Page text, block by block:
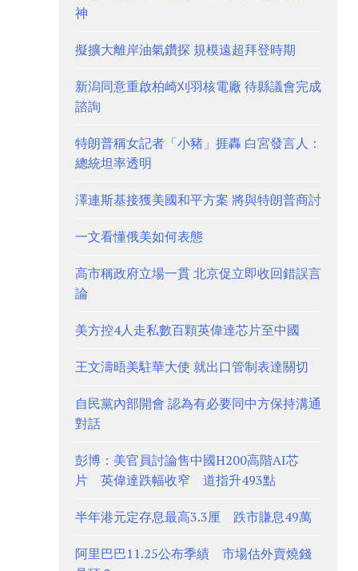
神
擬擴大離岸油氣鑽探 規模遠超拜登時期
新潟同意重啟柏崎刈羽核電廠 待縣議會完成
諮詢
特朗普稱女記者「小豬」捱轟 白宮發言人：
總統坦率透明
澤連斯基接獲美國和平方案 將與特朗普商討
一文看懂俄美如何表態
高市稱政府立場一貫 北京促立即收回錯誤言
論
美方控4人走私數百顆英偉達芯片至中國
王文濤晤美駐華大使 就出口管制表達關切
自民黨內部開會 認為有必要同中方保持溝通
對話
彭博：美官員討論售中國H200高階AI芯
片 英偉達跌幅收窄 道指升493點
半年港元定存息最高3.3厘 跌市賺息49萬
阿里巴巴11.25公布季績 市場估外賣燒錢